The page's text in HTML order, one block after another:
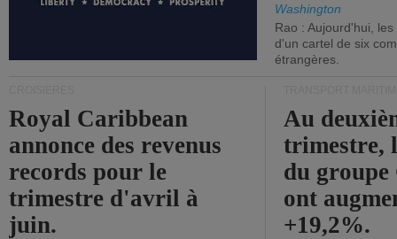
Washington
Rao : Aujourd'hui,
d'un cartel de six
étrangères.
Royal Caribbean
annonce des revenus
records pour le
trimestre d'avril à
juin.
Au
trimestre,
du
ont
+19,2%.